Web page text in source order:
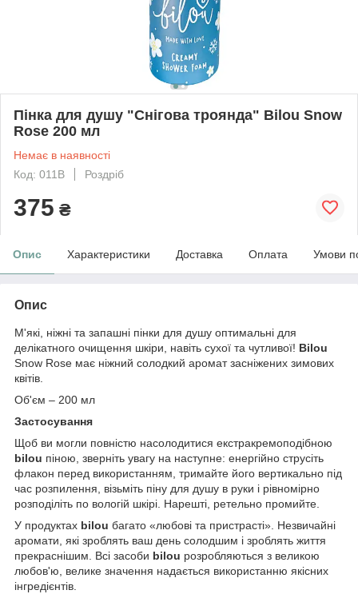
Пінка для душу "Снігова троянда" Bilou Snow
Rose 200 мл
Немає в наявності
Код: 011B
Роздріб
375 ₴
Опис Характеристики Доставка Оплата Умови
Опис
М'які, ніжні та запашні пінки для душу оптимальні для
делікатного очищення шкіри, навіть сухої та чутливої! Bilou
Snow Rose має ніжний солодкий аромат засніжених зимових
квітів.
Об'єм – 200 мл
Застосування
Щоб ви могли повністю насолодитися екстракремоподібною
bilou піною, зверніть увагу на наступне: енергійно струсіть
флакон перед використанням, тримайте його вертикально під
час розпилення, візьміть піну для душу в руки і рівномірно
розподіліть по вологій шкірі. Нарешті, ретельно промийте.
У продуктах bilou багато «любові та пристрасті». Незвичайні
аромати, які зроблять ваш день солодшим і зроблять життя
прекраснішим. Всі засоби bilou розробляються з великою
любов'ю, велике значення надається використанню якісних
інгредієнтів.